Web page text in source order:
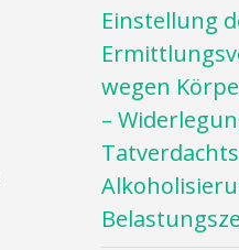
Einstellung
wegen
–